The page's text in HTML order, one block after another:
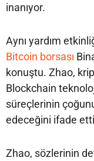
inanıyor.
Aynı yardım
Bitcoin borsası
konuştu. Zhao,
Blockchain
süreçlerinin
edeceğini ifade
Zhao, sözlerinin